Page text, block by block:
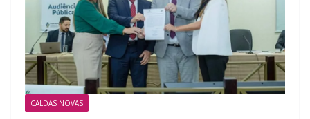
CALDAS NOVAS